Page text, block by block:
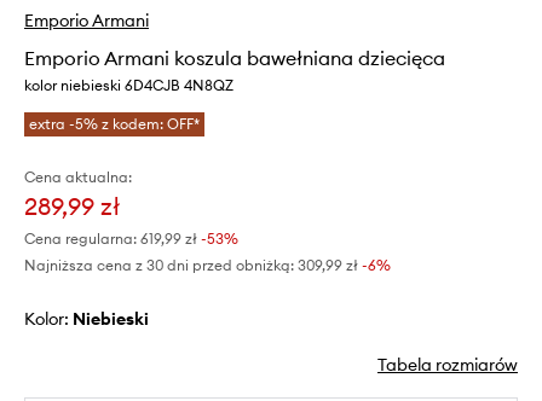
Emporio Armani
Emporio Armani koszula bawełniana dziecięca
kolor niebieski 6D4CJB 4N8QZ
extra -5% z kodem: OFF*
Cena aktualna:
289,99 zł
Cena regularna: 619,99 zł -53%
Najniższa cena z 30 dni przed obniżką: 309,99 zł -6%
Kolor: niebieski
Tabela rozmiarów